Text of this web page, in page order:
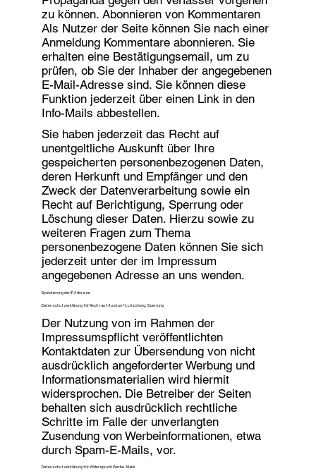
zu können. Abonnieren von Kommentaren
Als Nutzer der Seite können Sie nach einer
Anmeldung Kommentare abonnieren. Sie
erhalten eine Bestätigungsemail, um zu
prüfen, ob Sie der Inhaber der angegebenen
E-Mail-Adresse sind. Sie können diese
Funktion jederzeit über einen Link in den
Info-Mails abbestellen.
Sie haben jederzeit das Recht auf
unentgeltliche Auskunft über Ihre
gespeicherten personenbezogenen Daten,
deren Herkunft und Empfänger und den
Zweck der Datenverarbeitung sowie ein
Recht auf Berichtigung, Sperrung oder
Löschung dieser Daten. Hierzu sowie zu
weiteren Fragen zum Thema
personenbezogene Daten können Sie sich
jederzeit unter der im Impressum
angegebenen Adresse an uns wenden.
Der Nutzung von im Rahmen der
Impressumspflicht veröffentlichten
Kontaktdaten zur Übersendung von nicht
ausdrücklich angeforderter Werbung und
Informationsmaterialien wird hiermit
widersprochen. Die Betreiber der Seiten
behalten sich ausdrücklich rechtliche
Schritte im Falle der unverlangten
Zusendung von Werbeinformationen, etwa
durch Spam-E-Mails, vor.
Speicherung der IP Adresse
Datenschutzerklärung für Recht auf Auskunft, Löschung, Sperrung
Datenschutzerklärung für Widerspruch Werbe-Mails